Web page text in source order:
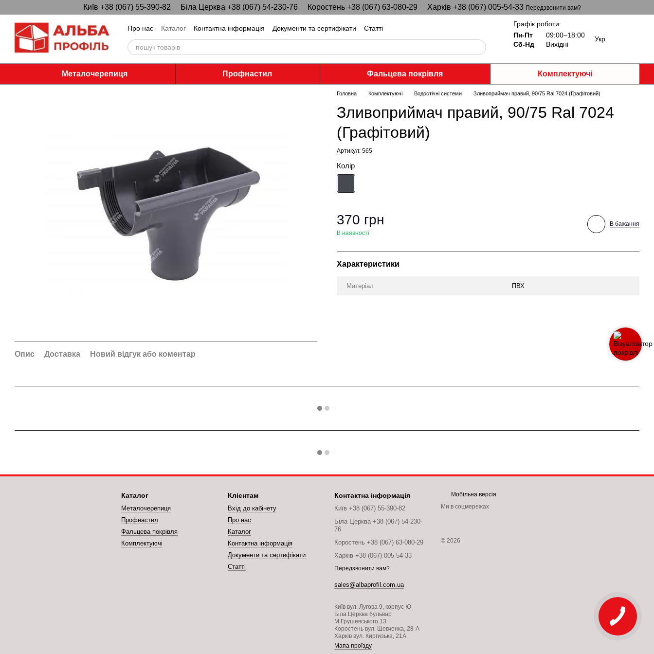
Перейти до основного контентуКиїв +38 (067) 55-390-82 Біла Церква +38 (067) 54-230-76 Коростень +38 (067) 63-080-29 Харків +38 (067) 005-54-33 Передзвонити вам?
Про нас Каталог Контактна інформація Документи та сертифікати Статті
Графік роботи:
Пн-Пт
09:00–18:00
Сб-Нд
Вихідні
Укр
Металочерепиця Профнастил Фальцева покрівля Комплектуючі
Опис Доставка Новий відгук або коментар
Головна Комплектуючі Водостічні системи Зливоприймач правий, 90/75 Ral 7024 (Графітовий)
Зливоприймач правий, 90/75 Ral 7024
(Графітовий)
Артикул: 565
Колір
370 грн
В наявності
В бажання
Характеристики
Матеріал ПВХ
Каталог
Металочерепиця
Профнастил
Фальцева покрівля
Комплектуючі
Клієнтам
Вхід до кабінету
Про нас
Каталог
Контактна інформація
Документи та сертифікати
Статті
Контактна інформація
Київ +38 (067) 55-390-82
Біла Церква +38 (067) 54-230-
76
Коростень +38 (067) 63-080-29
Харків +38 (067) 005-54-33
Передзвонити вам?
sales@albaprofil.com.ua
Київ вул. Лугова 9, корпус Ю
Біла Церква бульвар
М.Грушевського,13
Коростень вул. Шевченка, 28-А
Харків вул. Киргизька, 21А
Мапа проїзду
Мобільна версія
Ми в соцмережах
© 2026